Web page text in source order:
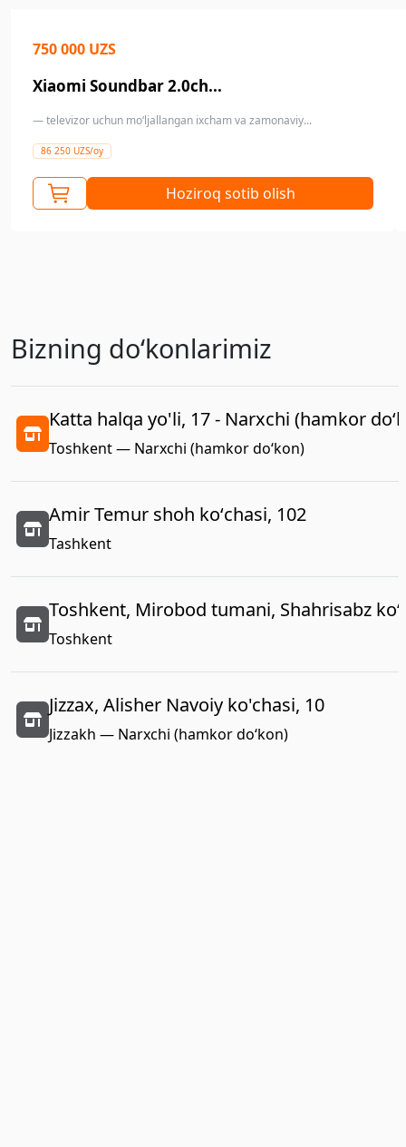
750 000 UZS
Xiaomi Soundbar 2.0ch...
— televizor uchun mo‘ljallangan ixcham va zamonaviy...
86 250 UZS/oy
Hoziroq sotib olish
Bizning doʻkonlarimiz
Katta halqa yo'li, 17 - Narxchi (hamkor
Toshkent — Narxchi (hamkor do‘kon)
Amir Temur shoh koʻchasi, 102
Tashkent
Toshkent, Mirobod tumani, Shahrisabz
Toshkent
Jizzax, Alisher Navoiy ko'chasi, 10
Jizzakh — Narxchi (hamkor do‘kon)